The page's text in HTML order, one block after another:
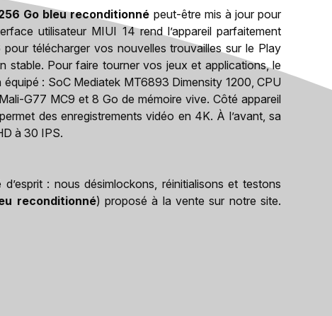
Go bleu reconditionné peut-être mis à jour pour
utilisateur MIUI 14 rend l’appareil parfaitement
télécharger vos nouvelles trouvailles sur le Play
stable. Pour faire tourner vos jeux et applications, le
: SoC Mediatek MT6893 Dimensity 1200, CPU
G77 MC9 et 8 Go de mémoire vive. Côté appareil
des enregistrements vidéo en 4K. À l’avant, sa
à 30 IPS.
: nous désimlockons, réinitialisons et testons
reconditionné) proposé à la vente sur notre site.